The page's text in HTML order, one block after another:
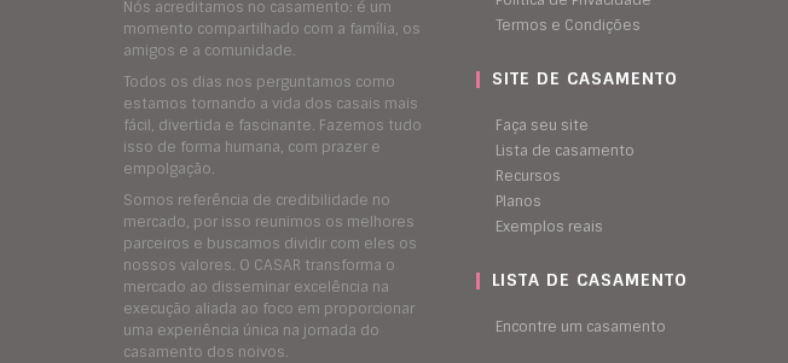
Nós acreditamos no casamento: é um
momento compartilhado com a família, os
amigos e a comunidade.
Todos os dias nos perguntamos como
estamos tornando a vida dos casais mais
fácil, divertida e fascinante. Fazemos tudo
isso de forma humana, com prazer e
empolgação.
Somos referência de credibilidade no
mercado, por isso reunimos os melhores
parceiros e buscamos dividir com eles os
nossos valores. O CASAR transforma o
mercado ao disseminar excelência na
execução aliada ao foco em proporcionar
uma experiência única na jornada do
casamento dos noivos.
Termos e Condições
SITE DE CASAMENTO
Faça seu site
Lista de casamento
Recursos
Planos
Exemplos reais
LISTA DE CASAMENTO
Encontre um casamento